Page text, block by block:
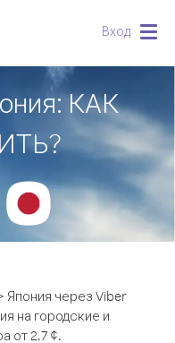
Вход
КАК
Япония через Viber
на городские и
от 2.7 ¢.